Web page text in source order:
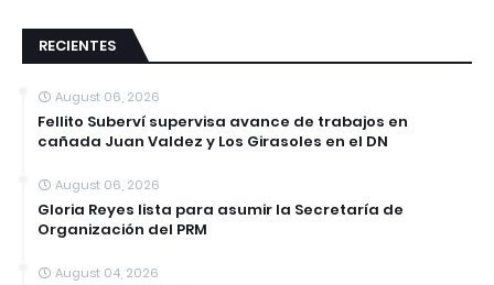
RECIENTES
August 06, 2026
Fellito Suberví supervisa avance de trabajos en
cañada Juan Valdez y Los Girasoles en el DN
August 06, 2026
Gloria Reyes lista para asumir la Secretaría de
Organización del PRM
August 04, 2026